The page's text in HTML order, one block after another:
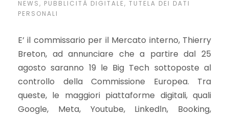
NEWS, PUBBLICITÀ DIGITALE, TUTELA DEI DATI
PERSONALI
E’ il commissario per il Mercato interno, Thierry
Breton, ad annunciare che a partire dal 25
agosto saranno 19 le Big Tech sottoposte al
controllo della Commissione Europea. Tra
queste, le maggiori piattaforme digitali, quali
Google, Meta, Youtube, Linkedln, Booking,